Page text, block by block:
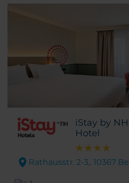
iStay by
Hotel
Rathausstr. 2-3,. 10367